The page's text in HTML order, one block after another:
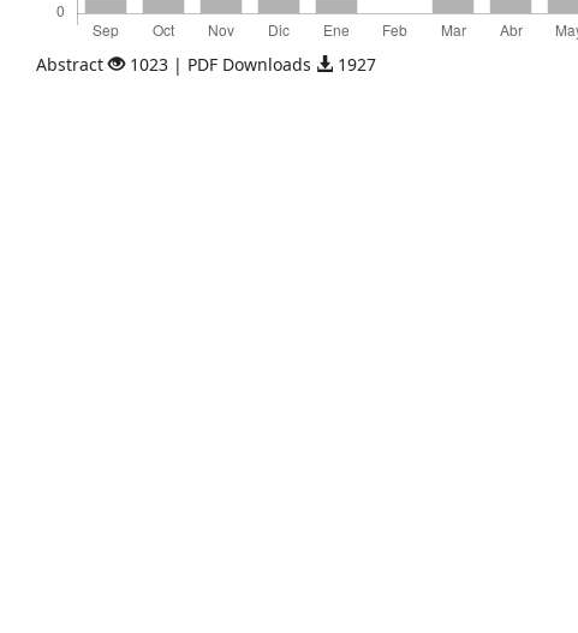
Abstract 1023 | PDF Downloads 1927